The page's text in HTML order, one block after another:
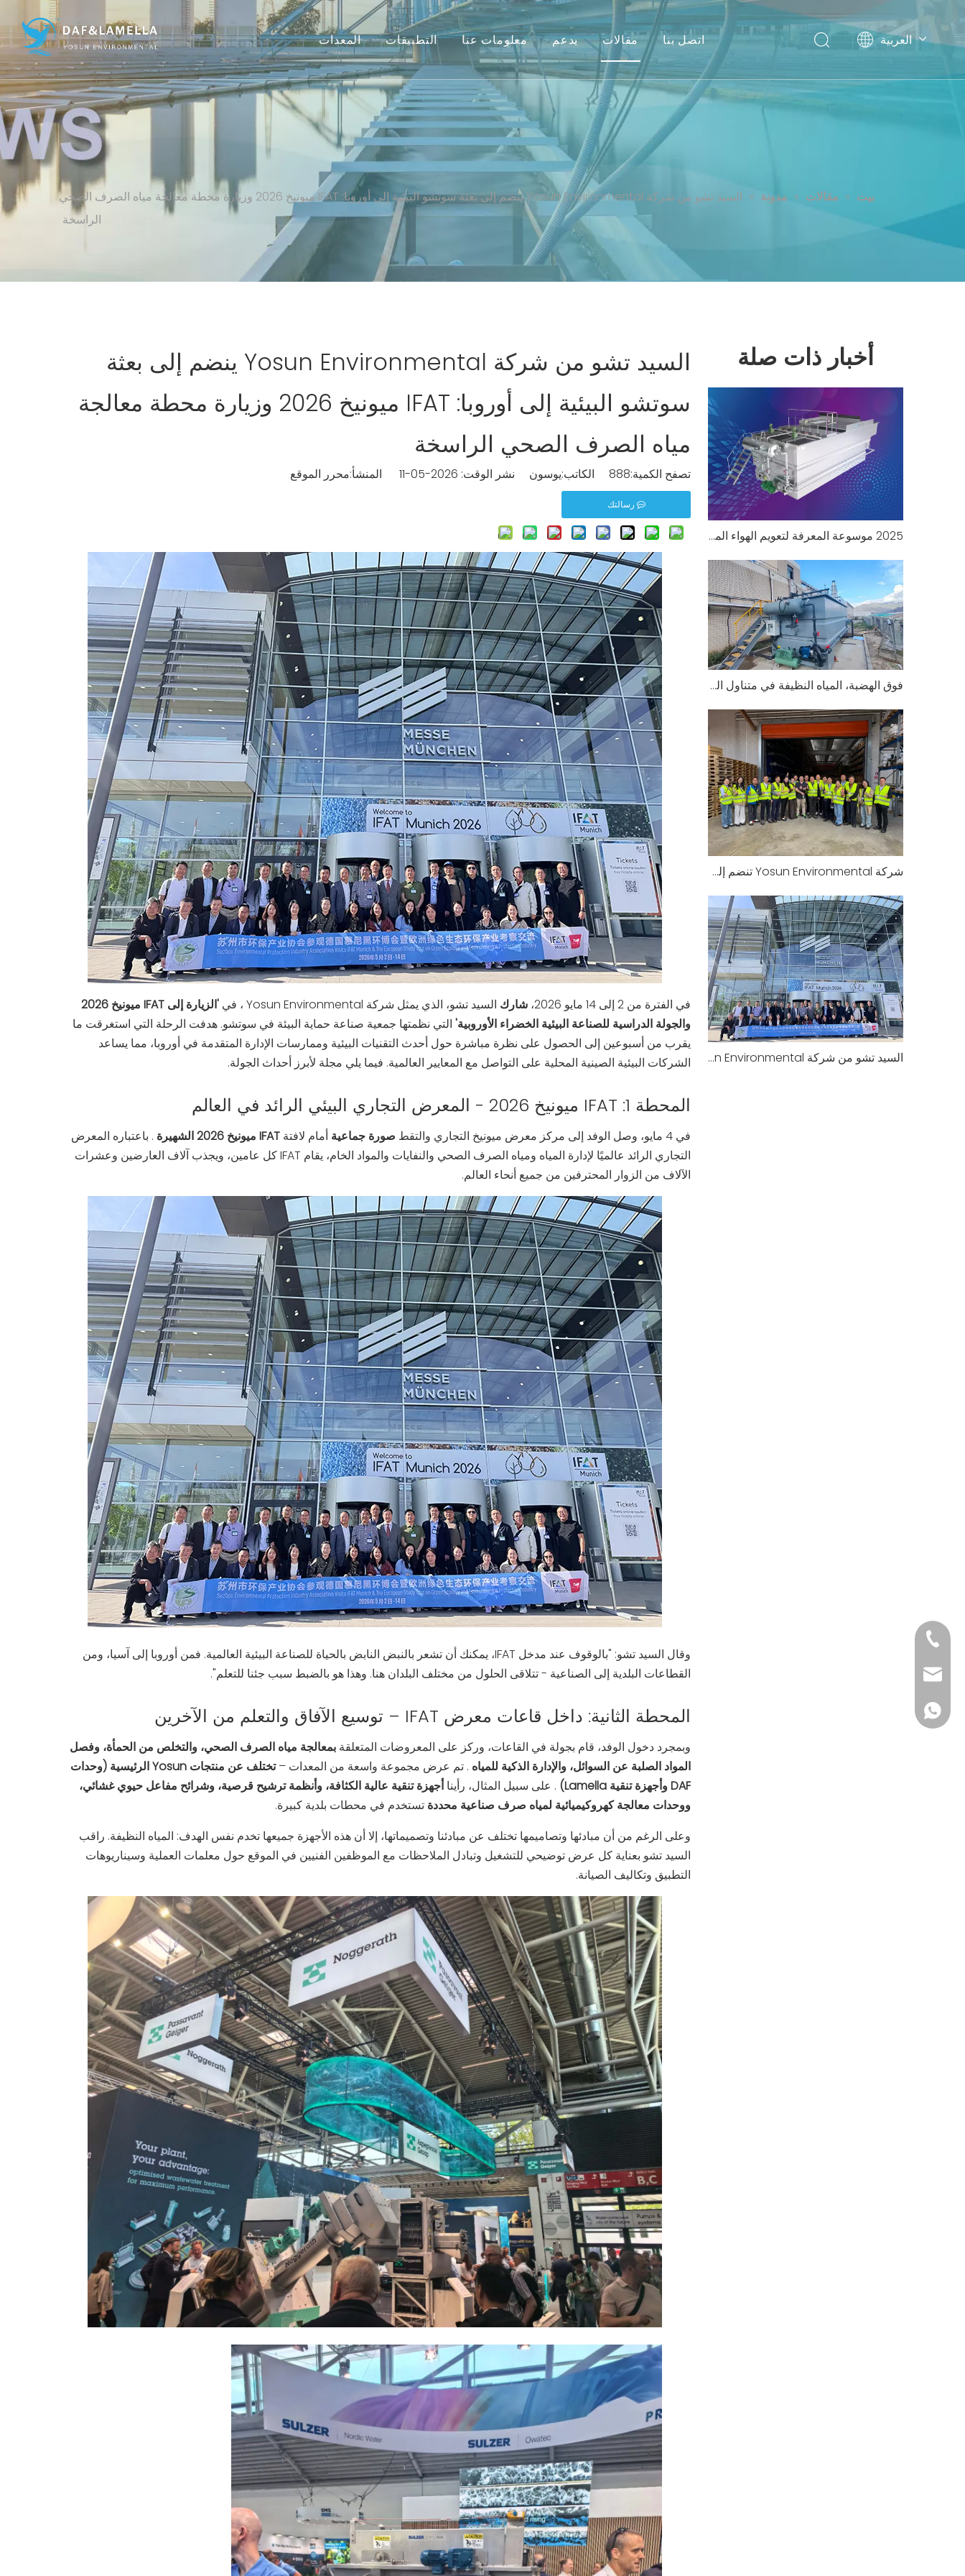
المعدات التطبيقات معلومات عنا يدعم مقالات اتصل بنا العربية
Español
السيد تشو من شركة Yosun Environmental ينضم إلى بعثة سوتشو البيئية إلى أوروبا: IFAT ميونيخ 2026 وزيارة محطة معالجة
مياه الصرف الصحي الراسخة
بيت » مقالات » مدونة »
السيد تشو من شركة Yosun Environmental ينضم إلى بعثة سوتشو البيئية إلى أوروبا: IFAT ميونيخ 2026 وزيارة محطة معالجة مياه الصرف الصحي
الراسخة
السيد تشو من شركة Yosun Environmental ينضم إلى بعثة
سوتشو البيئية إلى أوروبا: IFAT ميونيخ 2026 وزيارة محطة معالجة
مياه الصرف الصحي الراسخة
تصفح الكمية:888 الكاتب:يوسون نشر الوقت: 2026-05-11 المنشأ: محرر الموقع
رسالتك
في الفترة من 2 إلى 14 مايو 2026، شارك السيد تشو، الذي يمثل شركة Yosun Environmental ، في
'الزيارة إلى IFAT ميونيخ 2026
والجولة الدراسية للصناعة البيئية الخضراء الأوروبية' التي نظمتها جمعية صناعة حماية البيئة في سوتشو. هدفت الرحلة التي استغرقت ما
يقرب من أسبوعين إلى الحصول على نظرة مباشرة حول أحدث التقنيات البيئية وممارسات الإدارة المتقدمة في أوروبا، مما يساعد
الشركات البيئية الصينية المحلية على التواصل مع المعايير العالمية. فيما يلي مجلة لأبرز أحداث الجولة.
المحطة 1: IFAT ميونيخ 2026 - المعرض التجاري البيئي الرائد في العالم
في 4 مايو، وصل الوفد إلى مركز معرض ميونيخ التجاري والتقط صورة جماعية أمام لافتة IFAT ميونيخ 2026 الشهيرة
. باعتباره المعرض
التجاري الرائد عالميًا لإدارة المياه ومياه الصرف الصحي والنفايات والمواد الخام، يقام IFAT كل عامين، ويجذب آلاف العارضين وعشرات
الآلاف من الزوار المحترفين من جميع أنحاء العالم.
وقال السيد تشو: "بالوقوف عند مدخل IFAT، يمكنك أن تشعر بالنبض النابض بالحياة للصناعة البيئية العالمية. فمن أوروبا إلى آسيا، ومن
القطاعات البلدية إلى الصناعية - تتلاقى الحلول من مختلف البلدان هنا. وهذا هو بالضبط سبب جئنا للتعلم".
المحطة الثانية: داخل قاعات معرض IFAT – توسيع الآفاق والتعلم من الآخرين
وبمجرد دخول الوفد، قام بجولة في القاعات، وركز على المعروضات المتعلقة بمعالجة مياه الصرف الصحي، والتخلص من الحمأة، وفصل
المواد الصلبة عن السوائل، والإدارة الذكية للمياه . تم عرض مجموعة واسعة من المعدات –
تختلف عن منتجات Yosun الرئيسية (وحدات
DAF وأجهزة تنقية Lamella)
. على سبيل المثال، رأيناأجهزة تنقية عالية الكثافة، وأنظمة ترشيح قرصية، وشرائح مفاعل حيوي غشائي،
ووحدات معالجة كهروكيميائية لمياه صرف صناعية محددة تستخدم في محطات بلدية كبيرة.
وعلى الرغم من أن مبادئها وتصاميمها تختلف عن مبادئنا وتصميماتها، إلا أن هذه الأجهزة جميعها تخدم نفس الهدف: المياه النظيفة. راقب
السيد تشو بعناية كل عرض توضيحي للتشغيل وتبادل الملاحظات مع الموظفين الفنيين في الموقع حول معلمات العملية وسيناريوهات
التطبيق وتكاليف الصيانة.
أخبار ذات صلة
2025 موسوعة المعرفة لتعويم الهواء المذاب (DAF) الجزء الأول
فوق الهضبة، المياه النظيفة في متناول اليد: نظام Yosun DAF يعمل بنجاح في Xizang بالصين لحماية البيئة المائية على ارتفاعات عالية
شركة Yosun Environmental تنضم إلى الجولة الدراسية الأوروبية لجمعية صناعة حماية البيئة في سوتشو: زيارة المقر الرئيسي لشركة CRI-MAN في إيطاليا
السيد تشو من شركة Yosun Environmental ينضم إلى بعثة سوتشو البيئية إلى أوروبا: IFAT ميونيخ 2026 وزيارة محطة معالجة مياه الصرف الصحي الراسخة
+86-
+86-